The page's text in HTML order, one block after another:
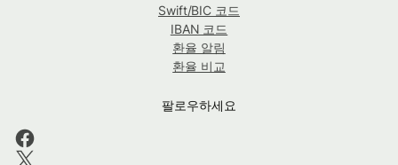
Swift/BIC 코드
IBAN 코드
환율 알림
환율 비교
팔로우하세요